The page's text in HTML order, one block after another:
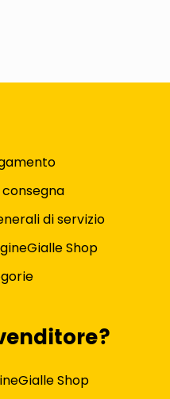
di servizio
Shop
Shop